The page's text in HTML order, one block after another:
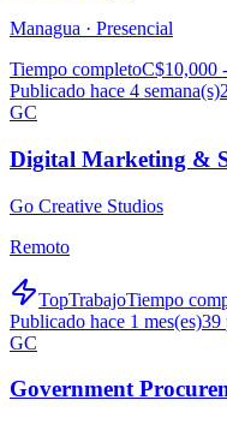
Managua · Presencial
Tiempo completoC$10,000
Publicado hace 4 semana(s)2
GC
Digital Marketing &
Go Creative Studios
Remoto
TopTrabajoTiempo
Publicado hace 1 mes(es)39
GC
Government